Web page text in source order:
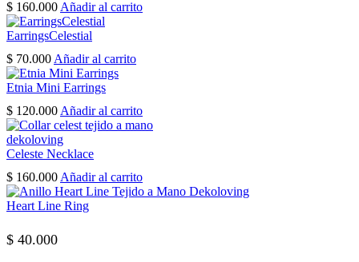
$ 160.000 Añadir al carrito
EarringsCelestial
$ 70.000 Añadir al carrito
Etnia Mini Earrings
$ 120.000 Añadir al carrito
Celeste Necklace
$ 160.000 Añadir al carrito
Heart Line Ring
$ 40.000